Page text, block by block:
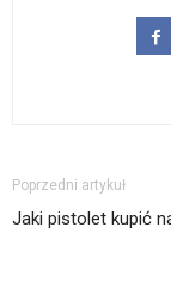
Poprzedni artykuł
Jaki pistolet kupić